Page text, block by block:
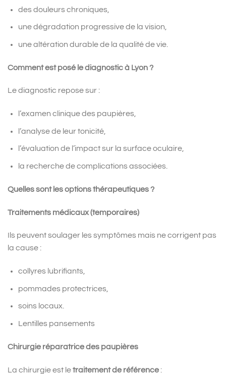
des douleurs chroniques,
une dégradation progressive de la vision,
une altération durable de la qualité de vie.
Comment est posé le diagnostic à Lyon ?
Le diagnostic repose sur :
l’examen clinique des paupières,
l’analyse de leur tonicité,
l’évaluation de l’impact sur la surface oculaire,
la recherche de complications associées.
Quelles sont les options thérapeutiques ?
Traitements médicaux (temporaires)
Ils peuvent soulager les symptômes mais ne corrigent pas
la cause :
collyres lubrifiants,
pommades protectrices,
soins locaux.
Lentilles pansements
Chirurgie réparatrice des paupières
La chirurgie est letraitement de référence :